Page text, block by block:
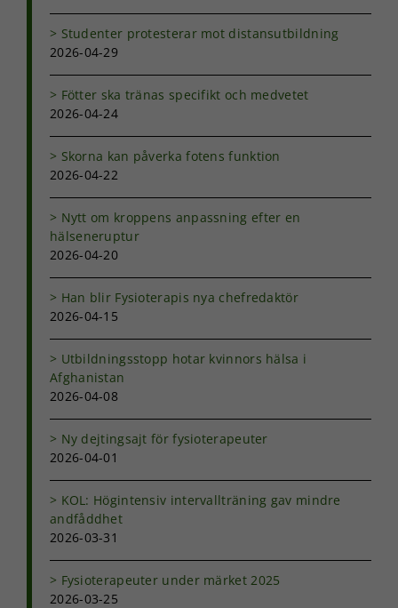
Studenter protesterar mot distansutbildning
2026-04-29
Fötter ska tränas specifikt och medvetet
2026-04-24
Skorna kan påverka fotens funktion
2026-04-22
Nytt om kroppens anpassning efter en
hälseneruptur
2026-04-20
Han blir Fysioterapis nya chefredaktör
2026-04-15
Utbildningsstopp hotar kvinnors hälsa i
Afghanistan
2026-04-08
Ny dejtingsajt för fysioterapeuter
2026-04-01
KOL: Högintensiv intervallträning gav mindre
andfåddhet
2026-03-31
Fysioterapeuter under märket 2025
2026-03-25
hemsidan.
Marknadsföring
intressen och ditt
beteende när du
chansen att få se
personligt